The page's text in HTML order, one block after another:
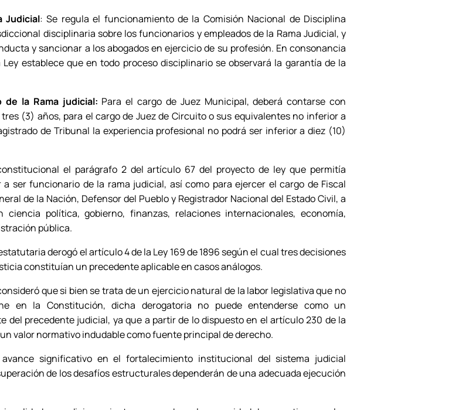
Judicial: Se regula el funcionamiento de la Comisión Nacional de Disciplina
disciplinaria sobre los funcionarios y empleados de la Rama Judicial, y
y sancionar a los abogados en ejercicio de su profesión. En consonancia
establece que en todo proceso disciplinario se observará la garantía de la
la Rama judicial: Para el cargo de Juez Municipal, deberá contarse con
(3) años, para el cargo de Juez de Circuito o sus equivalentes no inferior a
de Tribunal la experiencia profesional no podrá ser inferior a diez (10)
el parágrafo 2 del artículo 67 del proyecto de ley que permitía
ser funcionario de la rama judicial, así como para ejercer el cargo de Fiscal
de la Nación, Defensor del Pueblo y Registrador Nacional del Estado Civil, a
política, gobierno, finanzas, relaciones internacionales, economía,
pública.
derogó el artículo 4 de la Ley 169 de 1896 según el cual tres decisiones
constituían un precedente aplicable en casos análogos.
que si bien se trata de un ejercicio natural de la labor legislativa que no
en la Constitución, dicha derogatoria no puede entenderse como un
del precedente judicial, ya que a partir de lo dispuesto en el artículo 230 de la
valor normativo indudable como fuente principal de derecho.
significativo en el fortalecimiento institucional del sistema judicial
de los desafíos estructurales dependerán de una adecuada ejecución